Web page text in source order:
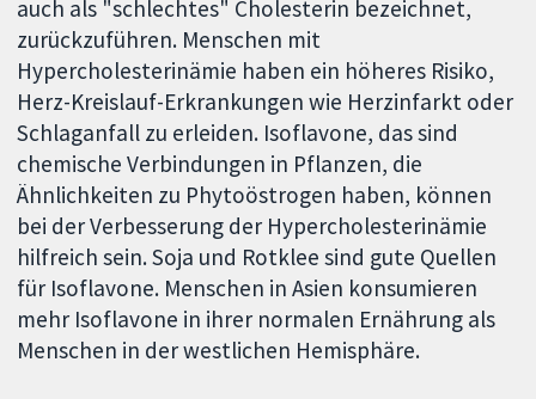
auch als "schlechtes" Cholesterin bezeichnet,
zurückzuführen. Menschen mit
Hypercholesterinämie haben ein höheres Risiko,
Herz-Kreislauf-Erkrankungen wie Herzinfarkt oder
Schlaganfall zu erleiden. Isoflavone, das sind
chemische Verbindungen in Pflanzen, die
Ähnlichkeiten zu Phytoöstrogen haben, können
bei der Verbesserung der Hypercholesterinämie
hilfreich sein. Soja und Rotklee sind gute Quellen
für Isoflavone. Menschen in Asien konsumieren
mehr Isoflavone in ihrer normalen Ernährung als
Menschen in der westlichen Hemisphäre.